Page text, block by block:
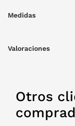
Medidas
Valoraciones
Otros